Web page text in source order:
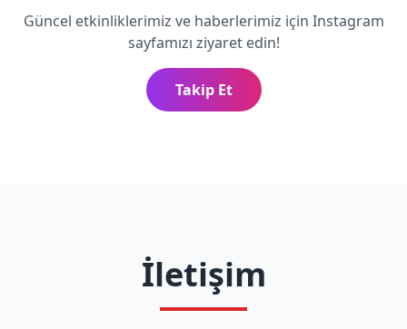
Güncel etkinliklerimiz ve haberlerimiz için Instagram
sayfamızı ziyaret edin!
Takip Et
İletişim